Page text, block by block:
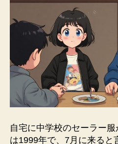
自宅に中学校のセーラー
は1999年で、7月に来ると